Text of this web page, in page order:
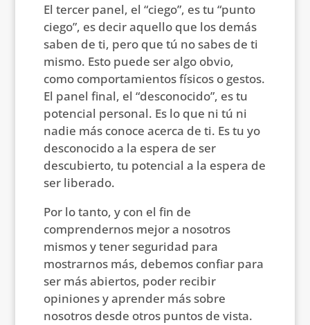
El tercer panel, el “ciego”, es tu “punto
ciego”, es decir aquello que los demás
saben de ti, pero que tú no sabes de ti
mismo. Esto puede ser algo obvio,
como comportamientos físicos o gestos.
El panel final, el “desconocido”, es tu
potencial personal. Es lo que ni tú ni
nadie más conoce acerca de ti. Es tu yo
desconocido a la espera de ser
descubierto, tu potencial a la espera de
ser liberado.
Por lo tanto, y con el fin de
comprendernos mejor a nosotros
mismos y tener seguridad para
mostrarnos más, debemos confiar para
ser más abiertos, poder recibir
opiniones y aprender más sobre
nosotros desde otros puntos de vista.